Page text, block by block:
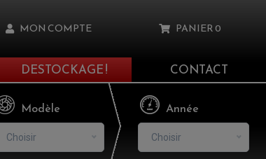
MON COMPTE PANIER0
Il n'y a aucun produit dans votre panier
DESTOCKAGE ! CONTACT
Modèle
Choisir
Année
Choisir